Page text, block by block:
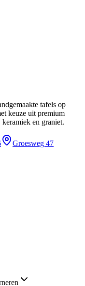
tafels op
keuze uit premium
en graniet.
Groesweg 47